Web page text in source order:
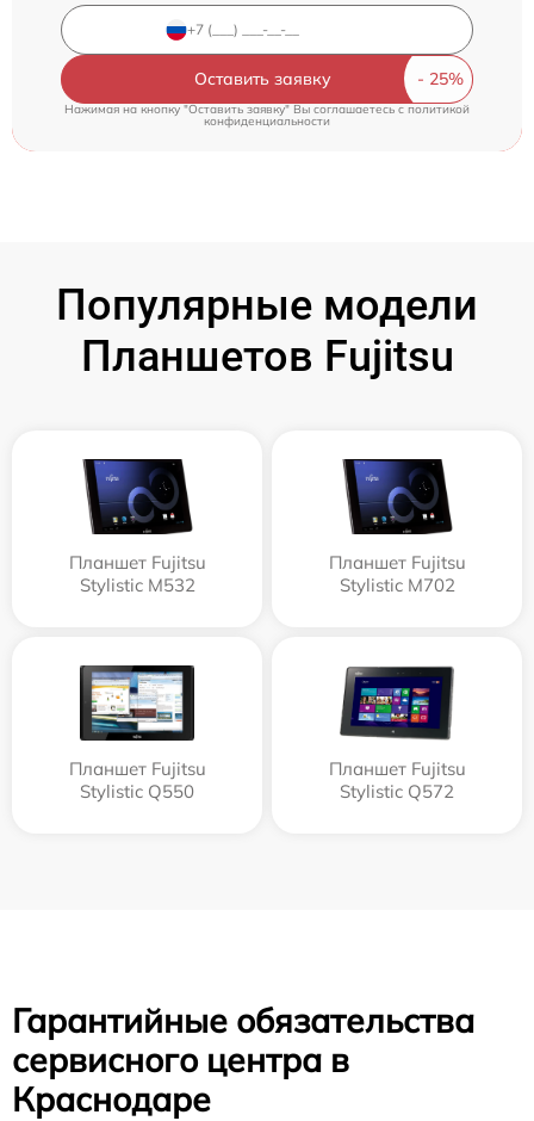
Оставить заявку
Нажимая на кнопку "Оставить заявку" Вы соглашаетесь cполитикой
конфиденциальности
Популярные модели
Планшетов Fujitsu
Планшет Fujitsu
Stylistic M532
Планшет Fujitsu
Stylistic M702
Планшет Fujitsu
Stylistic Q550
Планшет Fujitsu
Stylistic Q572
Гарантийные обязательства
сервисного центра в
Краснодаре